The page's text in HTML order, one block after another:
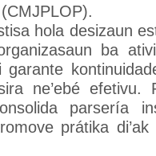
hola desizaun
ba
ne’ebé efetivu.
parsería
prátika